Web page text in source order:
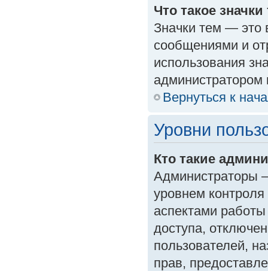
Что такое значки
Значки тем — это
сообщениями и
использования
Вернуться к
Уровни
Кто такие
Администраторы
уровнем
аспектами
доступа,
пользователей,
прав,